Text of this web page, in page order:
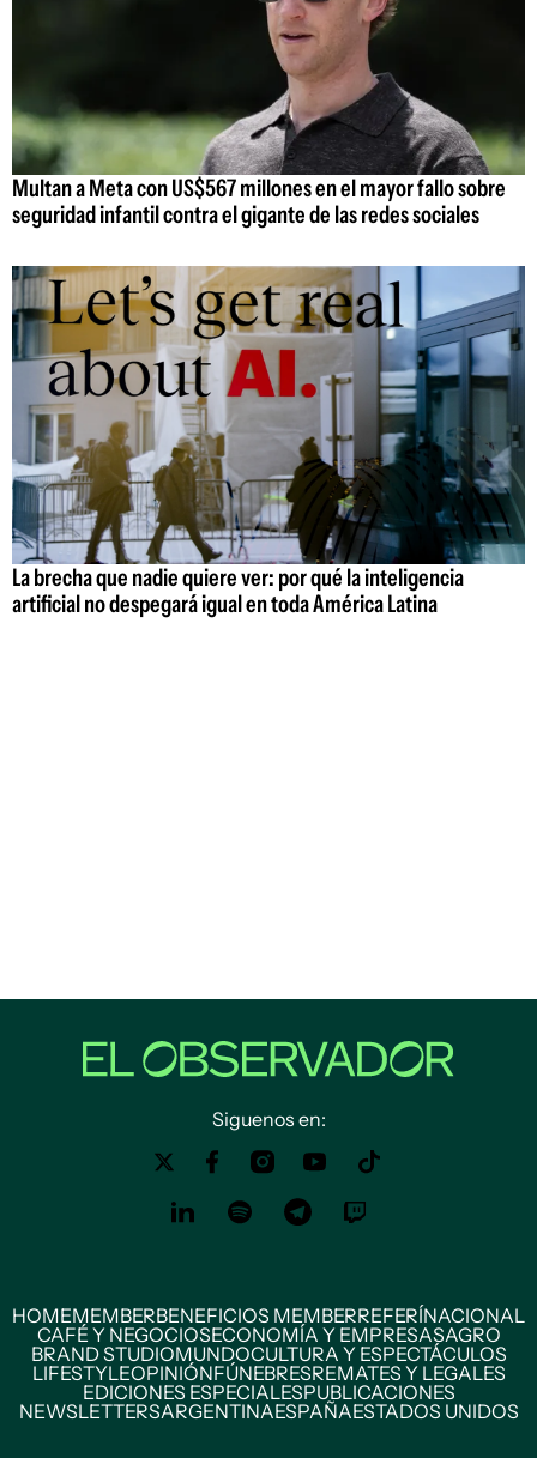
Multan a Meta con US$567 millones en el mayor fallo sobre
seguridad infantil contra el gigante de las redes sociales
La brecha que nadie quiere ver: por qué la inteligencia
artificial no despegará igual en toda América Latina
Siguenos en:
HOMEMEMBERBENEFICIOS MEMBERREFERÍNACIONAL
CAFÉ Y NEGOCIOSECONOMÍA Y EMPRESASAGRO
BRAND STUDIOMUNDOCULTURA Y ESPECTÁCULOS
LIFESTYLEOPINIÓNFÚNEBRESREMATES Y LEGALES
EDICIONES ESPECIALESPUBLICACIONES
NEWSLETTERSARGENTINAESPAÑAESTADOS UNIDOS